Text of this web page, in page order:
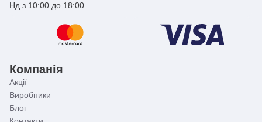
Нд з 10:00 до 18:00
Компанія
Акції
Виробники
Блог